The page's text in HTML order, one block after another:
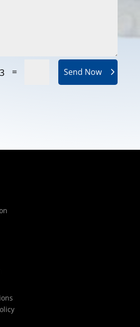
= Send Now